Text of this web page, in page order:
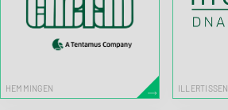
HEMMINGEN ILLERTISSEN